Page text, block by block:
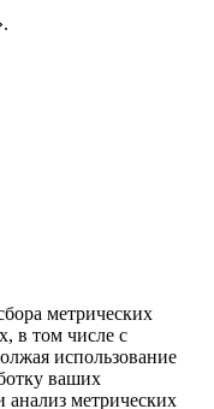
метрических
в том числе с
использование
ваших
метрических